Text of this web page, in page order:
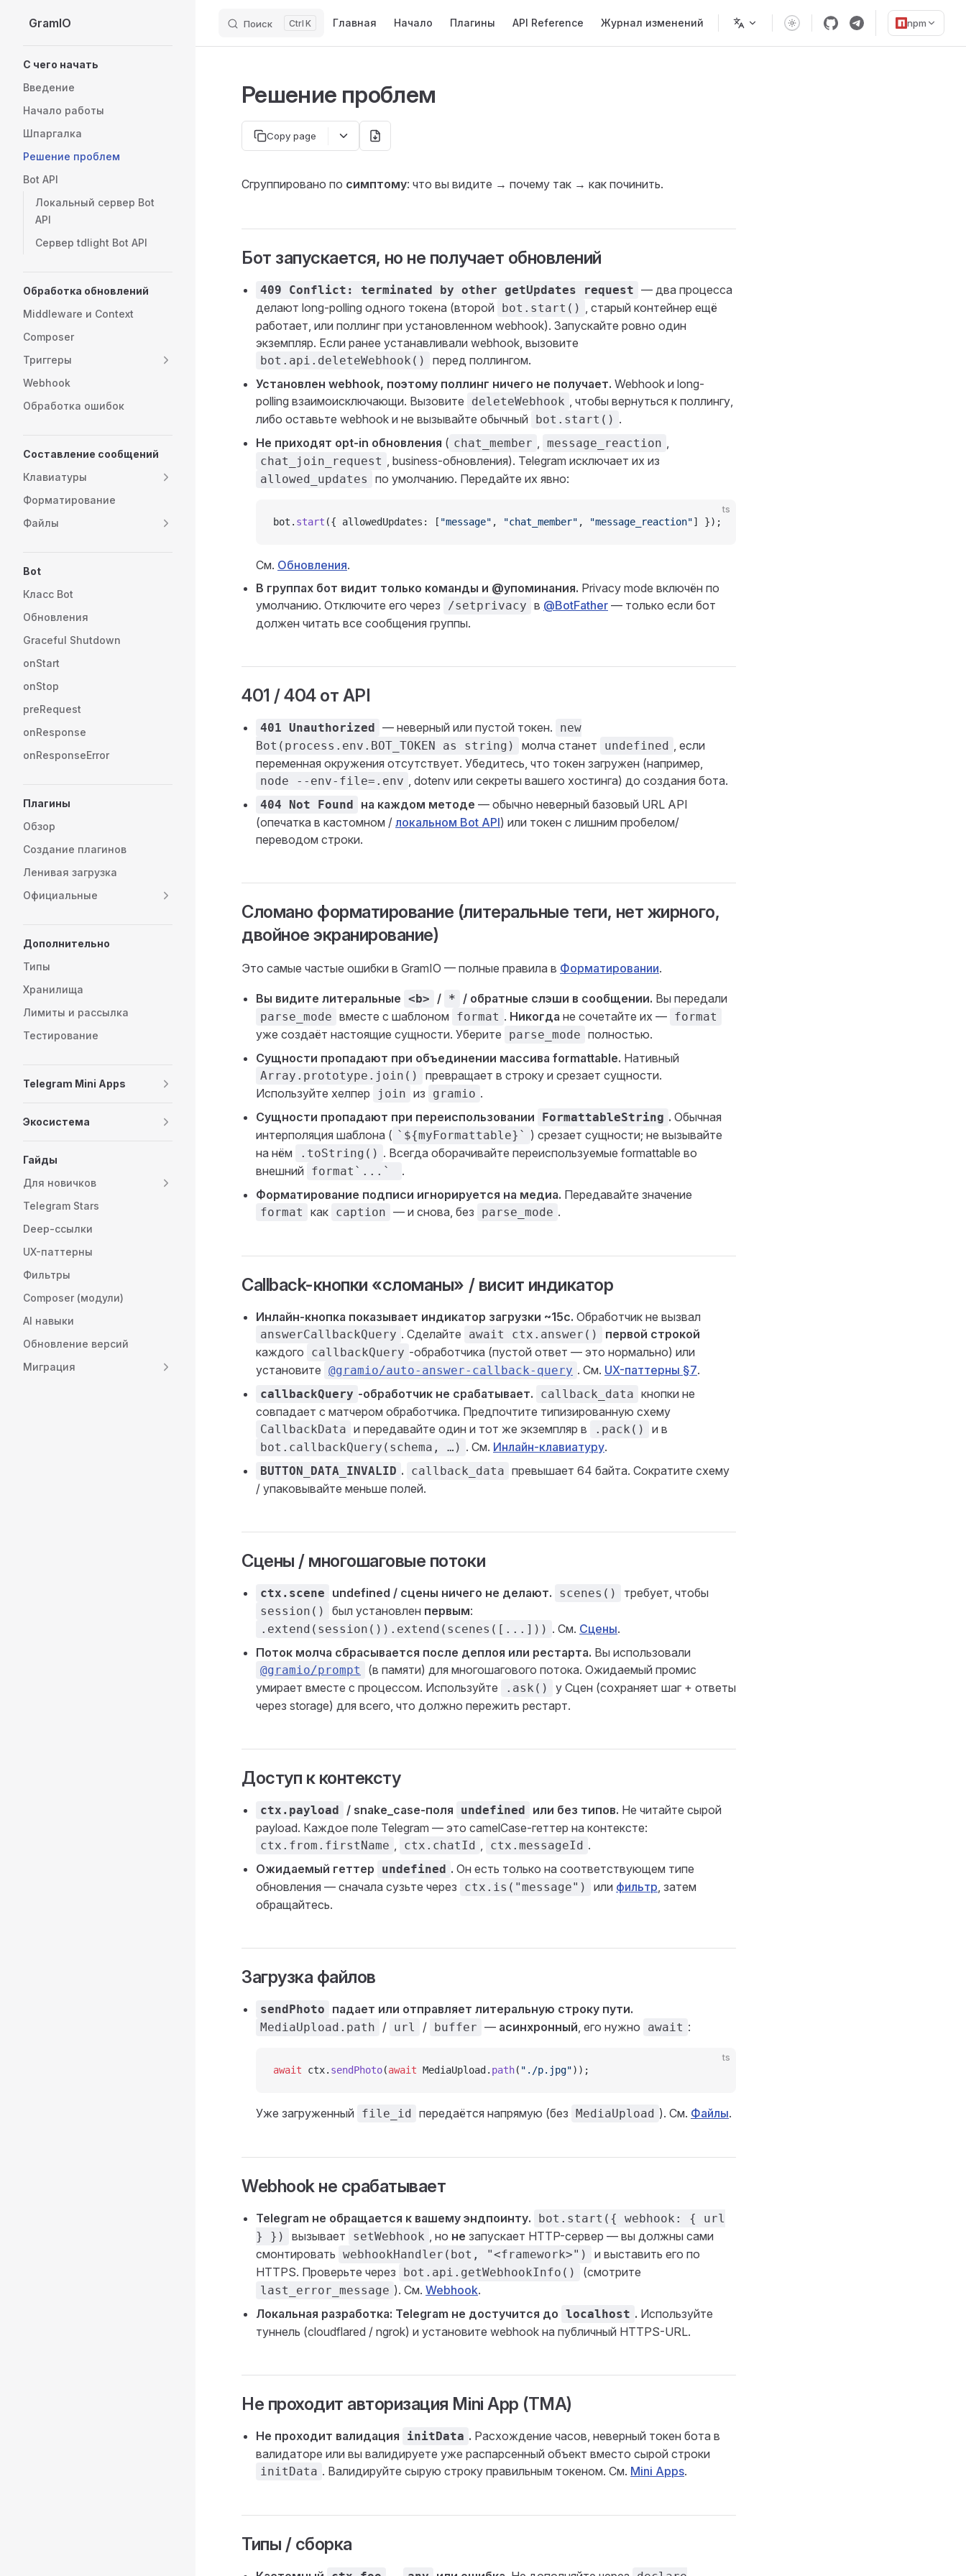
Skip to content
GramIO Поиск K Главная Начало Плагины API Reference Журнал изменений npm
С чего начать
Введение
Начало работы
Шпаргалка
Решение проблем
Bot API
Локальный сервер Bot
API
Сервер tdlight Bot API
Обработка обновлений
Middleware и Context
Composer
Триггеры
Webhook
Обработка ошибок
Составление сообщений
Клавиатуры
Форматирование
Файлы
Bot
Класс Bot
Обновления
Graceful Shutdown
onStart
onStop
preRequest
onResponse
onResponseError
Плагины
Обзор
Создание плагинов
Ленивая загрузка
Официальные
Дополнительно
Типы
Хранилища
Лимиты и рассылка
Тестирование
Telegram Mini Apps
Экосистема
Гайды
Для новичков
Telegram Stars
Deep-ссылки
UX-паттерны
Фильтры
Composer (модули)
AI навыки
Обновление версий
Миграция
Решение проблем
Copy page
Сгруппировано по симптому: что вы видите → почему так → как починить.
Бот запускается, но не получает обновлений
409 Conflict: terminated by other getUpdates request — два процесса
делают long-polling одного токена (второй
bot.start() , старый контейнер ещё
работает, или поллинг при установленном webhook). Запускайте ровно один
экземпляр. Если ранее устанавливали webhook, вызовите
bot.api.deleteWebhook()
перед поллингом.
Установлен webhook, поэтому поллинг ничего не получает. Webhook и long-
polling взаимоисключающи. Вызовите
deleteWebhook , чтобы вернуться к поллингу,
либо оставьте webhook и не вызывайте обычный
bot.start() .
Не приходят opt-in обновления ( chat_member , message_reaction ,
chat_join_request , business-обновления). Telegram исключает их из
allowed_updates по умолчанию. Передайте их явно:
ts
bot. start ({ allowedUpdates: [ "message" , "chat_member" , "message_reaction"] });
См. Обновления.
В группах бот видит только команды и @упоминания. Privacy mode включён по
умолчанию. Отключите его через
/setprivacy в @BotFather — только если бот
должен читать все сообщения группы.
401 / 404 от API
401 Unauthorized — неверный или пустой токен.
new
Bot(process.env.BOT_TOKEN as string)
молча станет undefined , если
переменная окружения отсутствует. Убедитесь, что токен загружен (например,
node --env-file=.env , dotenv или секреты вашего хостинга) до создания бота.
404 Not Found на каждом методе — обычно неверный базовый URL API
(опечатка в кастомном / локальном Bot API) или токен с лишним пробелом/
переводом строки.
Сломано форматирование (литеральные теги, нет жирного,
двойное экранирование)
Это самые частые ошибки в GramIO — полные правила в Форматировании.
Вы видите литеральные <b> / * / обратные слэши в сообщении. Вы передали
parse_mode вместе с шаблоном format . Никогда не сочетайте их — format
уже создаёт настоящие сущности. Уберите parse_mode полностью.
Сущности пропадают при объединении массива formattable. Нативный
Array.prototype.join()
превращает в строку и срезает сущности.
Используйте хелпер
join из gramio .
Сущности пропадают при переиспользовании
FormattableString . Обычная
интерполяция шаблона ( `${myFormattable}` ) срезает сущности; не вызывайте
на нём
.toString() . Всегда оборачивайте переиспользуемые formattable во
внешний
format`...`
.
Форматирование подписи игнорируется на медиа. Передавайте значение
format как caption — и снова, без parse_mode .
Callback-кнопки «сломаны» / висит индикатор
Инлайн-кнопка показывает индикатор загрузки ~15с. Обработчик не вызвал
answerCallbackQuery . Сделайте await ctx.answer()
первой строкой
каждого
callbackQuery -обработчика (пустой ответ — это нормально) или
установите @gramio/auto-answer-callback-query . См. UX-паттерны §7.
callbackQuery -обработчик не срабатывает. callback_data кнопки не
совпадает с матчером обработчика. Предпочтите типизированную схему
CallbackData и передавайте один и тот же экземпляр в .pack() и в
bot.callbackQuery(schema, …) . См. Инлайн-клавиатуру.
BUTTON_DATA_INVALID . callback_data превышает 64 байта. Сократите схему
/ упаковывайте меньше полей.
Сцены / многошаговые потоки
ctx.scene undefined / сцены ничего не делают. scenes() требует, чтобы
session() был установлен первым:
.extend(session()).extend(scenes([...])) . См. Сцены.
Поток молча сбрасывается после деплоя или рестарта. Вы использовали
@gramio/prompt
(в памяти) для многошагового потока. Ожидаемый промис
умирает вместе с процессом. Используйте
.ask()
у Сцен (сохраняет шаг + ответы
через storage) для всего, что должно пережить рестарт.
Доступ к контексту
ctx.payload / snake_case-поля undefined или без типов. Не читайте сырой
payload. Каждое поле Telegram — это camelCase-геттер на контексте:
ctx.from.firstName , ctx.chatId , ctx.messageId .
Ожидаемый геттер
undefined . Он есть только на соответствующем типе
обновления — сначала сузьте через
ctx.is("message") или фильтр, затем
обращайтесь.
Загрузка файлов
sendPhoto падает или отправляет литеральную строку пути.
MediaUpload.path / url / buffer — асинхронный, его нужно await :
ts
await ctx. sendPhoto(await MediaUpload. path( "./p.jpg"));
Уже загруженный file_id передаётся напрямую (без MediaUpload ). См. Файлы.
Webhook не срабатывает
Telegram не обращается к вашему эндпоинту.
bot.start({ webhook: { url
} })
вызывает setWebhook , но не запускает HTTP-сервер — вы должны сами
смонтировать webhookHandler(bot, "<framework>")
и выставить его по
HTTPS. Проверьте через
bot.api.getWebhookInfo() (смотрите
last_error_message ). См. Webhook.
Локальная разработка: Telegram не достучится до localhost . Используйте
туннель (cloudflared / ngrok) и установите webhook на публичный HTTPS-URL.
Не проходит авторизация Mini App (TMA)
Не проходит валидация initData . Расхождение часов, неверный токен бота в
валидаторе или вы валидируете уже распарсенный объект вместо сырой строки
initData . Валидируйте сырую строку правильным токеном. См. Mini Apps.
Типы / сборка